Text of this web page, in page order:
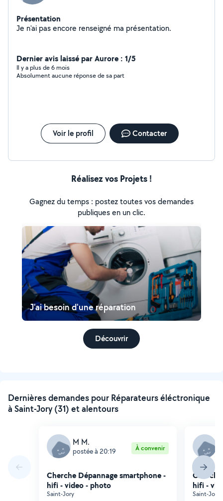
Présentation
Je n'ai pas encore renseigné ma présentation.
Dernier avis laissé par Aurore : 1/5
Il y a plus de 6 mois
Absolument aucune réponse de sa part
Voir le profil Contacter
Réalisez vos Projets !
Gagnez du temps : postez toutes vos demandes
publiques en un clic.
J'ai besoin d'une réparation
Découvrir
Dernières demandes pour Réparateurs éléctronique
à Saint-Jory (31) et alentours
M M.
postée à 20:19 À convenir
Cherche Dépannage smartphone -
hifi - video - photo
Saint-Jory
hifi -
Saint-Jory